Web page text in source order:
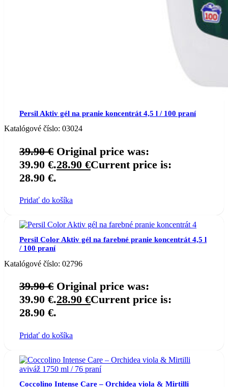
Persil Aktiv gél na pranie koncentrát 4,5 l / 100 praní
Katalógové číslo: 03024
39.90€ Original price was:
39.90 €.28.90 €Current price is:
28.90 €.
Pridať do košíka
Persil Color Aktiv gél na farebné pranie koncentrát 4,5 l
/ 100 praní
Katalógové číslo: 02796
39.90€ Original price was:
39.90 €.28.90 €Current price is:
28.90 €.
Pridať do košíka
Coccolino Intense Care – Orchidea viola & Mirtilli